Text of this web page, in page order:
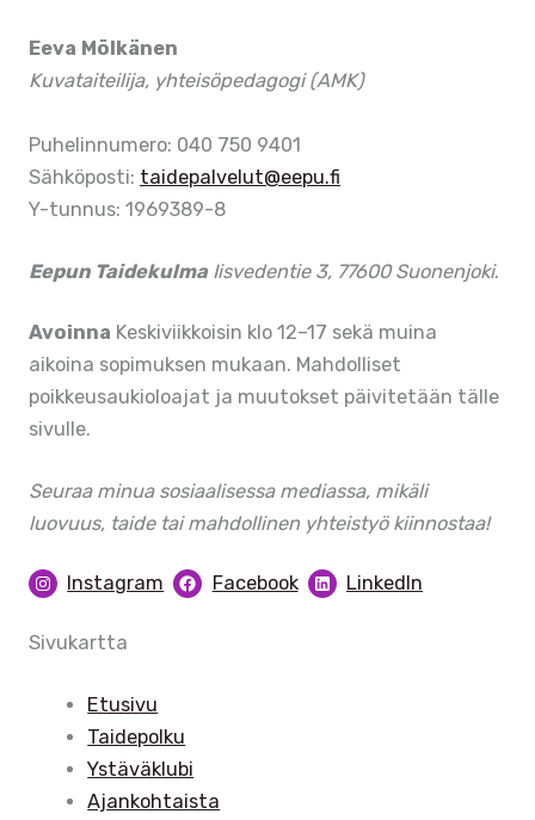
Eeva Mölkänen
Kuvataiteilija, yhteisöpedagogi (AMK)
Puhelinnumero: 040 750 9401
Sähköposti: taidepalvelut@eepu.fi
Y-tunnus: 1969389-8
Eepun Taidekulma Iisvedentie 3, 77600 Suonenjoki.
Avoinna Keskiviikkoisin klo 12–17 sekä muina
aikoina sopimuksen mukaan. Mahdolliset
poikkeusaukioloajat ja muutokset päivitetään tälle
sivulle.
Seuraa minua sosiaalisessa mediassa, mikäli
luovuus, taide tai mahdollinen yhteistyö kiinnostaa!
Instagram Facebook LinkedIn
Sivukartta
Etusivu
Taidepolku
Ystäväklubi
Ajankohtaista